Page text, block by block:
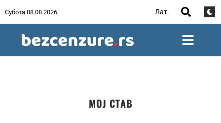
Субота 08.08.2026 Лат.
МОЈ СТАВ